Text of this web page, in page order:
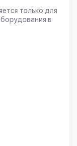
только для
в